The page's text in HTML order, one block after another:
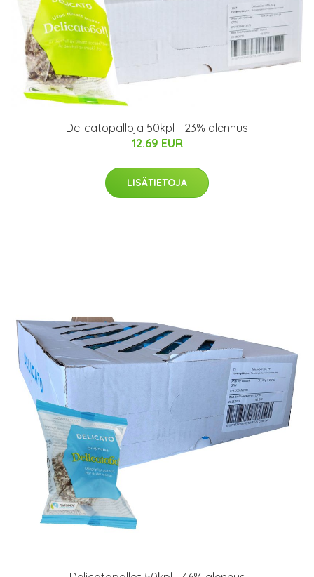
Delicatopalloja 50kpl - 23% alennus
12.69 EUR
LISÄTIETOJA